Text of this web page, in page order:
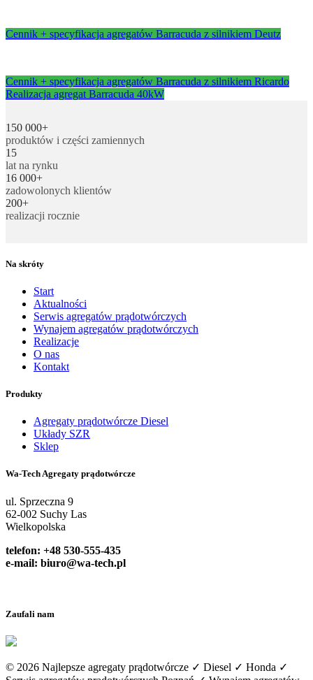
Cennik + specyfikacja agregatów Barracuda z silnikiem Deutz
Cennik + specyfikacja agregatów Barracuda z silnikiem Ricardo
Realizacja agregat Barracuda 40kW
150 000+
produktów i części zamiennych
15
lat na rynku
16 000+
zadowolonych klientów
200+
realizacji rocznie
Na skróty
Start
Aktualności
Serwis agregatów prądotwórczych
Wynajem agregatów prądotwórczych
Realizacje
O nas
Kontakt
Produkty
Agregaty prądotwórcze Diesel
Układy SZR
Sklep
Wa-Tech Agregaty prądotwórcze
ul. Sprzeczna 9
62-002 Suchy Las
Wielkopolska
telefon: +48 530-555-435
e-mail: biuro@wa-tech.pl
Zaufali nam
© 2026 Najlepsze agregaty prądotwórcze ✓ Diesel ✓ Honda ✓